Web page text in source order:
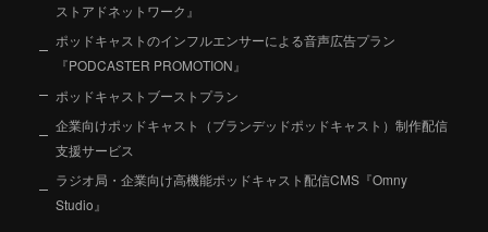
ストアドネットワーク』
ポッドキャストのインフルエンサーによる音声広告プラン
『PODCASTER PROMOTION』
ポッドキャストブーストプラン
企業向けポッドキャスト（ブランデッドポッドキャスト）制作配信
支援サービス
ラジオ局・企業向け高機能ポッドキャスト配信CMS『Omny
Studio』